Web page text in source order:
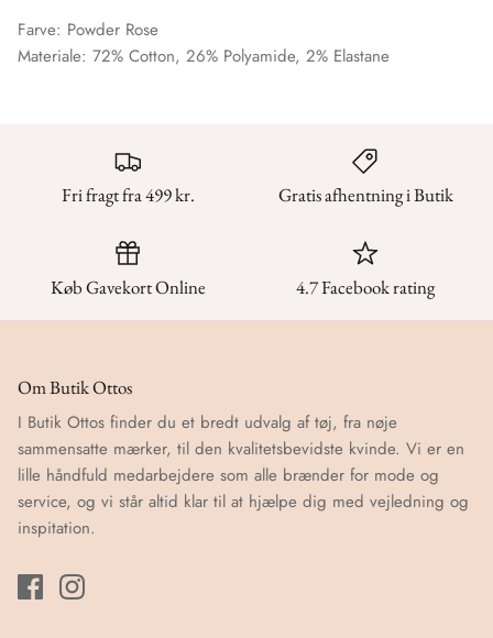
Farve: Powder Rose
Materiale: 72% Cotton, 26% Polyamide, 2% Elastane
Fri fragt fra 499 kr. Gratis afhentning i Butik
Køb Gavekort Online 4.7 Facebook rating
Om Butik Ottos
I Butik Ottos finder du et bredt udvalg af tøj, fra nøje
sammensatte mærker, til den kvalitetsbevidste kvinde. Vi er en
lille håndfuld medarbejdere som alle brænder for mode og
service, og vi står altid klar til at hjælpe dig med vejledning og
inspitation.